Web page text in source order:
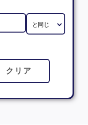
クリア